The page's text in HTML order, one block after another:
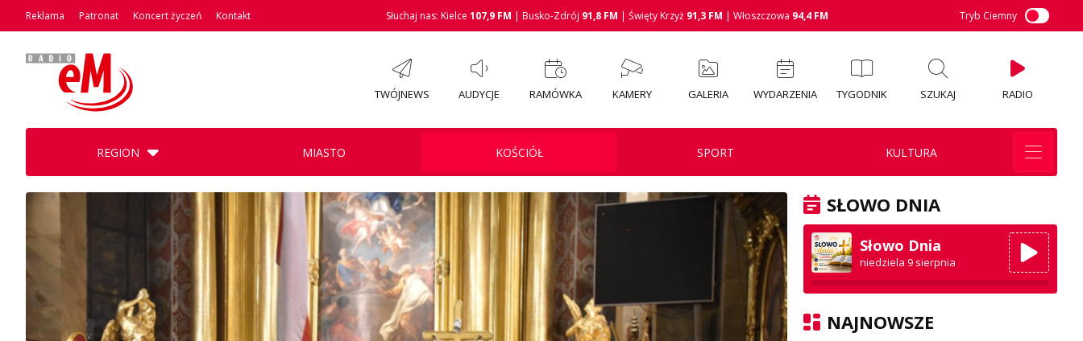
Reklama Patronat Koncert życzeń Kontakt Słuchaj nas: Kielce 107,9 FM | Busko-Zdrój 91,8 FM | Święty Krzyż 91,3 FM | Włoszczowa 94,4 FM Tryb Ciemny
TWÓJNEWS AUDYCJE RAMÓWKA KAMERY GALERIA WYDARZENIA TYGODNIK SZUKAJ RADIO
REGION MIASTO KOŚCIÓŁ SPORT KULTURA
SŁOWO DNIA
Słowo Dnia
niedziela 9 sierpnia
NAJNOWSZE